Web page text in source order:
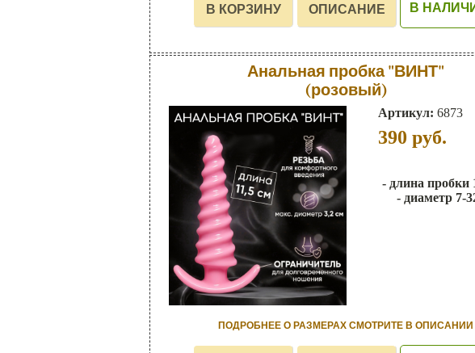
В
Анальная пробка "ВИНТ"
(розовый)
Артикул: 6873
390 руб.
- длина пробки
- диаметр 7-
ПОДРОБНЕЕ О РАЗМЕРАХ СМОТРИТЕ В ОПИСАНИИ